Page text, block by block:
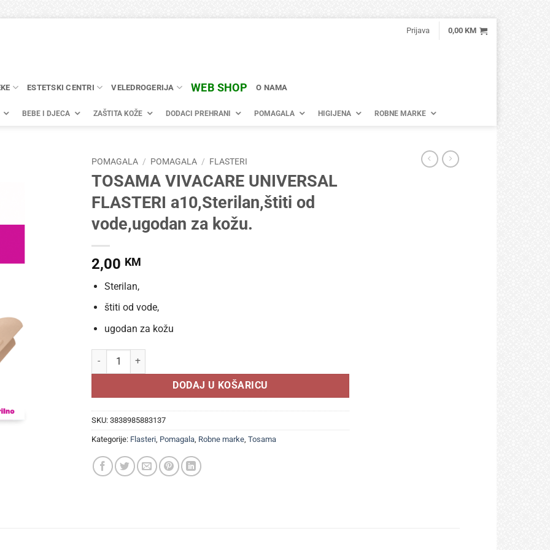
Prijava 0,00 KM
ESTETSKI CENTRI VELEDROGERIJA WEB SHOP O NAMA
BEBE I DJECA ZAŠTITA KOŽE DODACI PREHRANI POMAGALA HIGIJENA ROBNE MARKE
POMAGALA / POMAGALA / FLASTERI
TOSAMA VIVACARE UNIVERSAL
FLASTERI a10,Sterilan,štiti od
vode,ugodan za kožu.
2,00 KM
Sterilan,
štiti od vode,
ugodan za kožu
TOSAMA VIVACARE UNIVERSAL FLASTERI a10,Sterilan,štiti od vode,ugodan za kožu. količina
DODAJ U KOŠARICU
SKU: 3838985883137
Kategorije: Flasteri Pomagala Robne marke Tosama